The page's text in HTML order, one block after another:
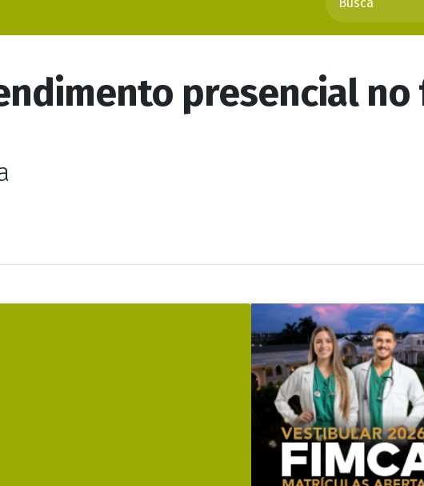
presencial